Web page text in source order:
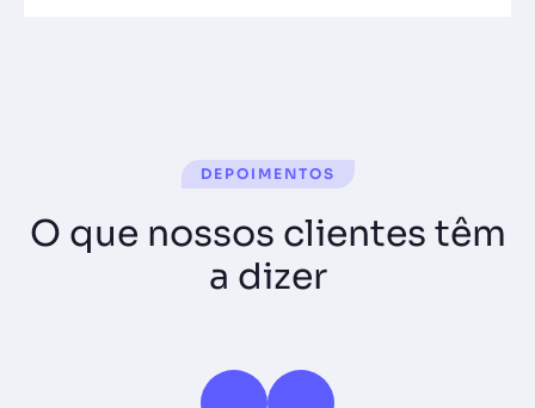
DEPOIMENTOS
O que nossos clientes têm
a dizer